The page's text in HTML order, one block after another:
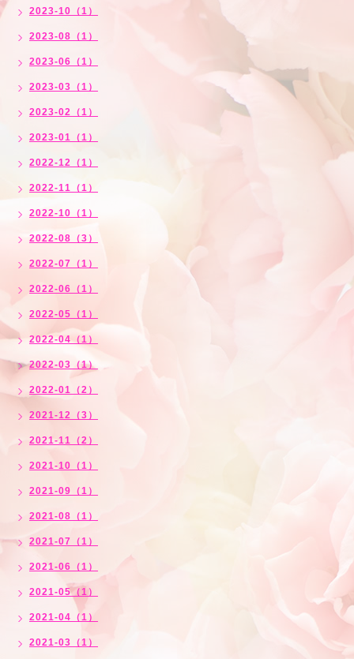
2023-10（1）
2023-08（1）
2023-06（1）
2023-03（1）
2023-02（1）
2023-01（1）
2022-12（1）
2022-11（1）
2022-10（1）
2022-08（3）
2022-07（1）
2022-06（1）
2022-05（1）
2022-04（1）
2022-03（1）
2022-01（2）
2021-12（3）
2021-11（2）
2021-10（1）
2021-09（1）
2021-08（1）
2021-07（1）
2021-06（1）
2021-05（1）
2021-04（1）
2021-03（1）